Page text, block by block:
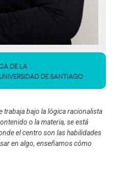
DE LA
DE SANTIAGO
trabaja bajo la lógica racionalista
o la materia, se está
el centro son las habilidades
en algo, enseñamos cómo